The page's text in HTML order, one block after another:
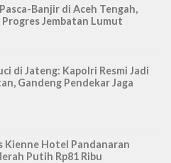
Banjir di Aceh Tengah,
Jembatan Lumut
di Jateng: Kapolri Resmi Jadi
Gandeng Pendekar Jaga
Kienne Hotel Pandanaran
Putih Rp81 Ribu